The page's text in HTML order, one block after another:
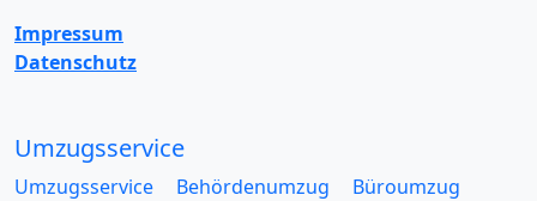
Impressum
Datenschutz
Umzugsservice
Umzugsservice Behördenumzug
Büroumzug